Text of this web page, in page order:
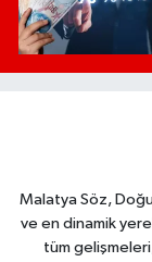
Malatya Söz, Doğu
ve en dinamik
tüm